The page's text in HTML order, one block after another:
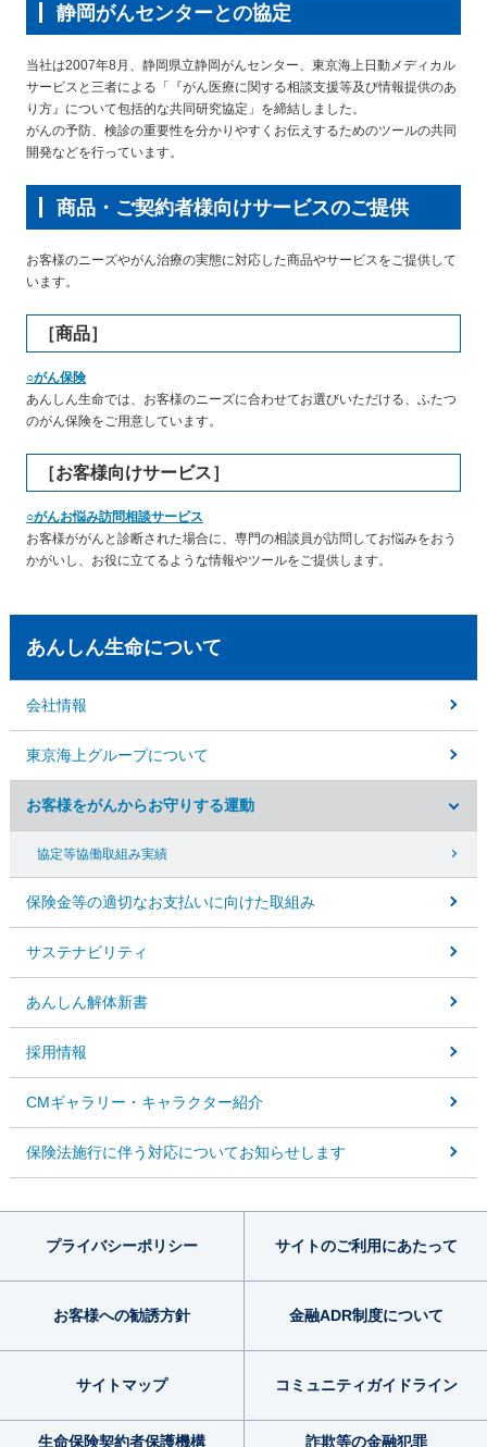
静岡がんセンターとの協定
当社は2007年8月、静岡県立静岡がんセンター、東京海上日動メディカル
サービスと三者による「『がん医療に関する相談支援等及び情報提供のあ
り方』について包括的な共同研究協定」を締結しました。
がんの予防、検診の重要性を分かりやすくお伝えするためのツールの共同
開発などを行っています。
商品・ご契約者様向けサービスのご提供
お客様のニーズやがん治療の実態に対応した商品やサービスをご提供して
います。
［商品］
○がん保険
あんしん生命では、お客様のニーズに合わせてお選びいただける、ふたつ
のがん保険をご用意しています。
［お客様向けサービス］
○がんお悩み訪問相談サービス
お客様ががんと診断された場合に、専門の相談員が訪問してお悩みをおう
かがいし、お役に立てるような情報やツールをご提供します。
あんしん生命について
会社情報
東京海上グループについて
お客様をがんからお守りする運動
協定等協働取組み実績
保険金等の適切なお支払いに向けた取組み
サステナビリティ
あんしん解体新書
採用情報
CMギャラリー・キャラクター紹介
保険法施行に伴う対応についてお知らせします
プライバシーポリシー サイトのご利用にあたって
お客様への勧誘方針 金融ADR制度について
サイトマップ コミュニティガイドライン
生命保険契約者保護機構 詐欺等の金融犯罪